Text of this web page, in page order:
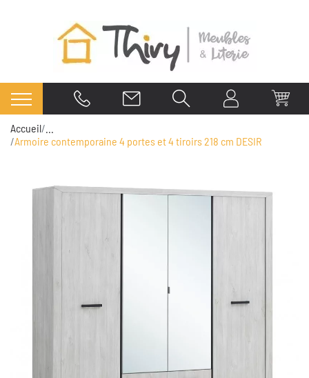
Accueil
Armoire contemporaine 4 portes et 4 tiroirs 218 cm DESIR